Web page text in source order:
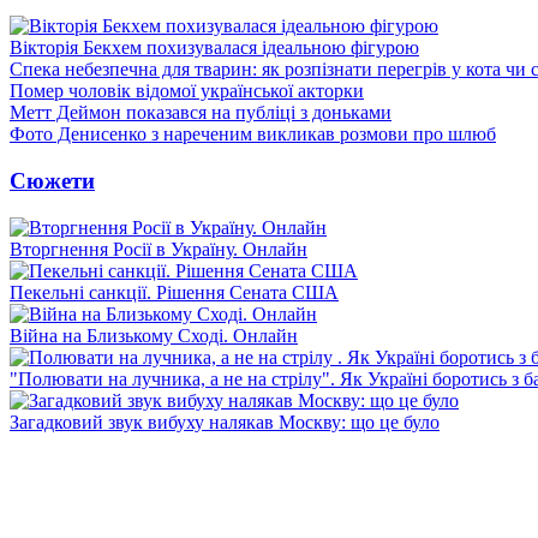
Вікторія Бекхем похизувалася ідеальною фігурою
Спека небезпечна для тварин: як розпізнати перегрів у кота чи
Помер чоловік відомої української акторки
Метт Деймон показався на публіці з доньками
Фото Денисенко з нареченим викликав розмови про шлюб
Сюжети
Вторгнення Росії в Україну. Онлайн
Пекельні санкції. Рішення Сената США
Війна на Близькому Сході. Онлайн
"Полювати на лучника, а не на стрілу". Як Україні боротись з
Загадковий звук вибуху налякав Москву: що це було